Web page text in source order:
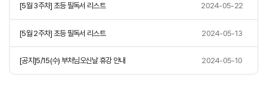
[5월 3주차] 초등 필독서 리스트 2024-05-22
[5월 2주차] 초등 필독서 리스트 2024-05-13
[공지]5/15(수) 부처님오신날 휴강 안내 2024-05-10